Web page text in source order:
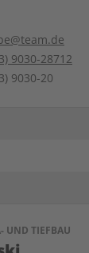
9030-28712
9030-20
UND TIEFBAU